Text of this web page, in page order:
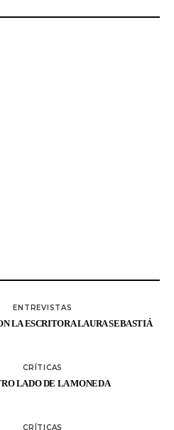
ENTREVISTAS
LA ESCRITORA LAURA SEBASTIÁ
CRÍTICAS
LADO DE LA MONEDA
CRÍTICAS